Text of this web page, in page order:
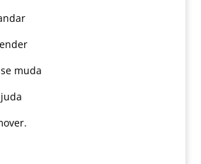
muda